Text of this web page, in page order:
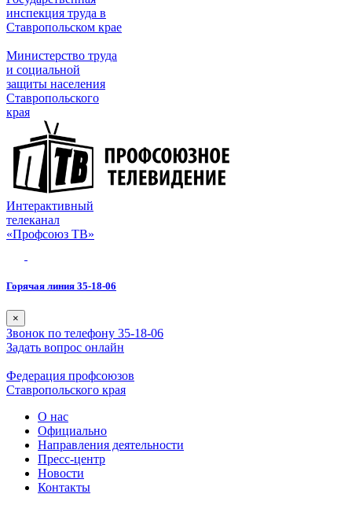
инспекция труда в
Ставропольском крае
Министерство труда
и социальной
защиты населения
Ставропольского
края
Интерактивный
телеканал
«Профсоюз ТВ»
Горячая линия 35-18-06
×
Звонок по телефону 35-18-06
Задать вопрос онлайн
Федерация профсоюзов
Ставропольского края
О нас
Официально
Направления деятельности
Пресс-центр
Новости
Контакты